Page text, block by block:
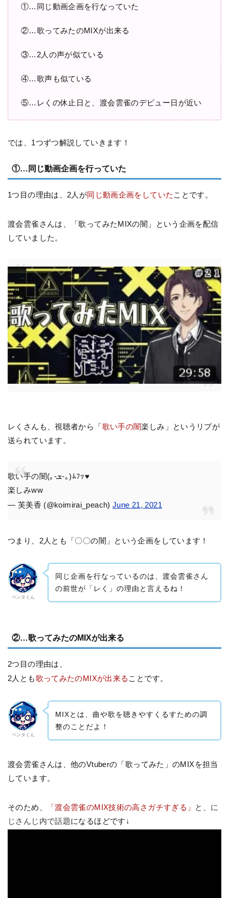
①…同じ動画企画を行なっていた
②…歌ってみたのMIXが出来る
③…2人の声が似ている
④…歌声も似ている
⑤…レくの休止日と、渡会雲雀のデビュー日が近い
では、1つずつ解説していきます！
①…同じ動画企画を行っていた
1つ目の理由は、2人が同じ動画企画をしていた ことです。
渡会雲雀さんは、「歌ってみたMIXの闇」という企画を配信
していました。
レくさんも、視聴者から「歌い手の闇楽しみ」というリプが
送られています。
歌い手の闇(｡-ܫ-｡)ﾑﾌｯ♥︎
楽しみww
— 芙美香 (@koimirai_peach)June 21, 2021
つまり、2人とも「〇〇の闇」という企画をしています！
ペンタくん
同じ企画を行なっているのは、渡会雲雀さん
の前世が「レく」の理由と言えるね！
②…歌ってみたのMIXが出来る
2つ目の理由は、
2人とも歌ってみたのMIXが出来る ことです。
ペンタくん
MIXとは、曲や歌を聴きやすくるすための調
整のことだよ！
渡会雲雀さんは、他のVtuberの「歌ってみた」のMIXを担当
しています。
そのため、 「渡会雲雀のMIX技術の高さガチすぎる」 と、に
じさんじ内で話題になるほどです↓